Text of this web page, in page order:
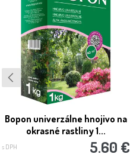
Bopon univerzálne hnojivo na
okrasné rastliny 1...
s DPH 5.60 €